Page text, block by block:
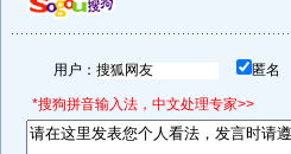
用户： 匿名
*搜狗拼音输入法，中文处理专家>>